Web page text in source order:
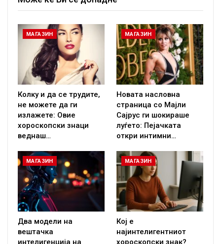
МАГАЗИН
Колку и да се трудите,
не можете да ги
излажете: Овие
хороскопски знаци
веднаш…
МАГАЗИН
Новата насловна
страница со Мајли
Сајрус ги шокираше
луѓето: Пејачката
откри интимни…
МАГАЗИН
Два модели на
вештачка
интелигенција на
МАГАЗИН
Кој е
најинтелигентниот
хороскопски знак?